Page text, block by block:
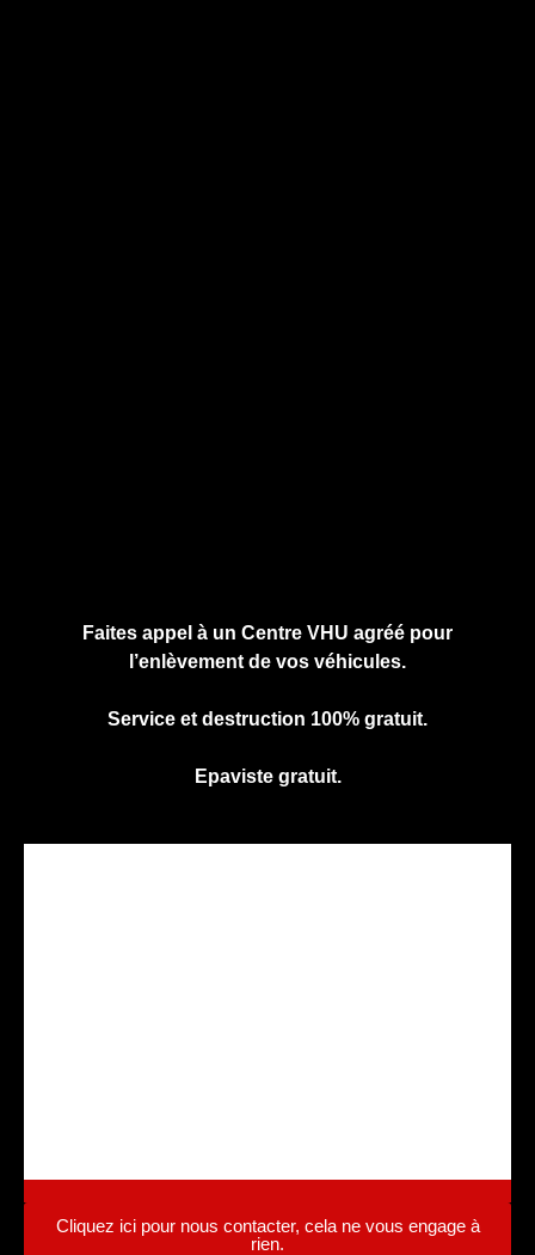
Faites appel à un Centre VHU agréé pour
l’enlèvement de vos véhicules.
Service et destruction 100% gratuit.
Epaviste gratuit.
Cliquez ici pour nous contacter, cela ne vous engage à
rien.